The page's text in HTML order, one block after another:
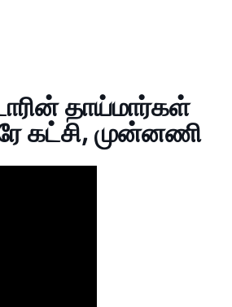
தாய்மார்கள்
கட்சி, முன்னணி